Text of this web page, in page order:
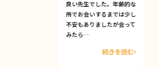
良い先生でした。年齢的な
所でお会いするまでは少し
不安もありましたが会って
みたら…
続きを読む